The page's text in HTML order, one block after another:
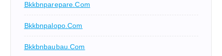
Bkkbnparepare.com
Bkkbnpalopo.com
Bkkbnbaubau.com